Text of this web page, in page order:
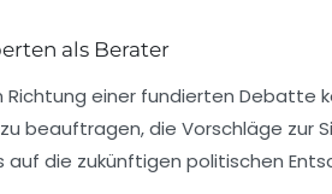
als Berater
Richtung einer fundierten
beauftragen, die Vorschläge zur
auf die zukünftigen politischen